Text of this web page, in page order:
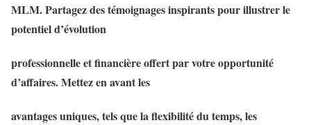
MLM. Partagez des témoignages inspirants pour illustrer le
potentiel d’évolution
professionnelle et financière offert par votre opportunité
d’affaires. Mettez en avant les
avantages uniques, tels que la flexibilité du temps, les